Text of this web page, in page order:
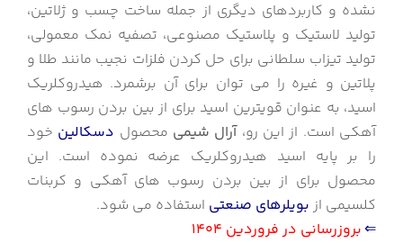
نشده و کاربردهای دیگری از جمله ساخت چسب و ژلاتین،
تولید لاستیک و پلاستیک مصنوعی، تصفیه نمک معمولی،
تولید تیزاب سلطانی برای حل کردن فلزات نجیب مانند طلا و
پلاتین و غیره را می توان برای آن برشمرد. هیدروکلریک
اسید، به عنوان قویترین اسید برای از بین بردن رسوب های
آهکی است. از این رو،آرال شیمی محصول دسکالین خود
را بر پایه اسید هیدروکلریک عرضه نموده است. این
محصول برای از بین بردن رسوب های آهکی و کربنات
کلسیمی از بویلرهای صنعتی استفاده می شود.
⇐بروزرسانی در فروردین 1404